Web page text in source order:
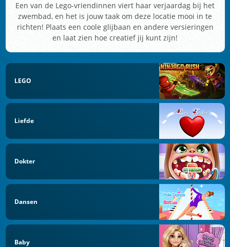
Een van de Lego-vriendinnen viert haar verjaardag bij het
zwembad, en het is jouw taak om deze locatie mooi in te
richten! Plaats een coole glijbaan en andere versieringen
en laat zien hoe creatief jij kunt zijn!
LEGO
Liefde
Dokter
Dansen
Baby